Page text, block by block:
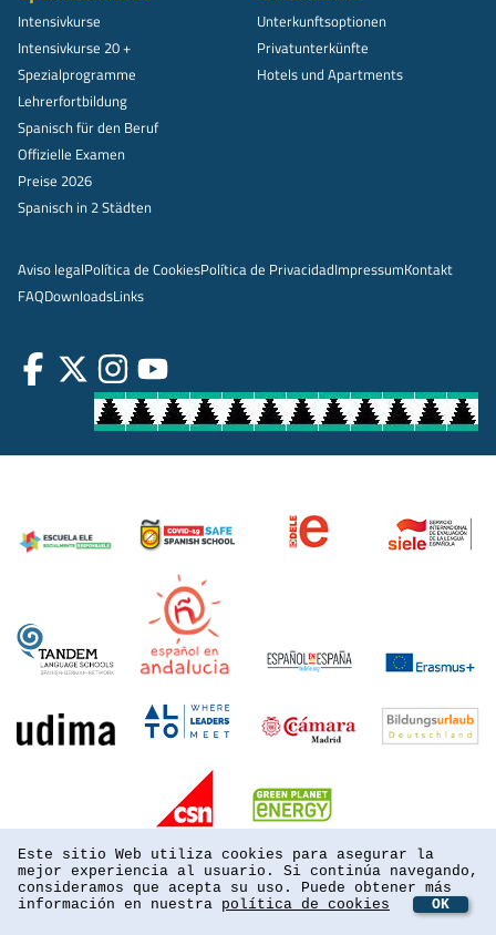
Intensivkurse
Intensivkurse 20 +
Spezialprogramme
Lehrerfortbildung
Spanisch für den Beruf
Offizielle Examen
Preise 2026
Spanisch in 2 Städten
Unterkunftsoptionen
Privatunterkünfte
Hotels und Apartments
Aviso legalPolítica de CookiesPolítica de PrivacidadImpressumKontakt
FAQDownloadsLinks
Este sitio Web utiliza cookies para asegurar la
mejor experiencia al usuario. Si continúa navegando,
consideramos que acepta su uso. Puede obtener más
información en nuestra política de cookies
OK